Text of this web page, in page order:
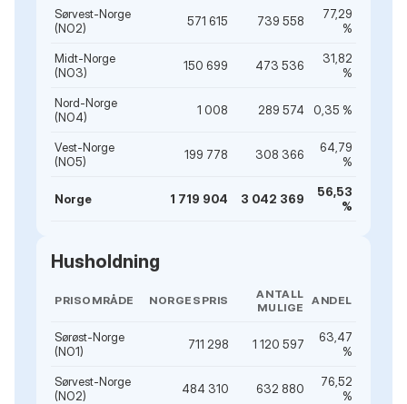
Sørvest-Norge
(NO2)
571 615 739 558
77,29
%
Midt-Norge
(NO3)
150 699 473 536
31,82
%
Nord-Norge
(NO4)
1 008 289 574 0,35 %
Vest-Norge
(NO5)
199 778 308 366
64,79
%
Norge 1 719 904 3 042 369
56,53
%
Husholdning
PRISOMRÅDE NORGESPRIS
ANTALL
MULIGE
ANDEL
Sørøst-Norge
(NO1)
711 298 1 120 597
63,47
%
Sørvest-Norge
(NO2)
484 310 632 880
76,52
%